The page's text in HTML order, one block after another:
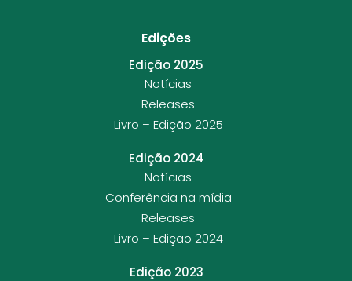
Edições
Edição 2025
Notícias
Releases
Livro – Edição 2025
Edição 2024
Notícias
Conferência na mídia
Releases
Livro – Edição 2024
Edição 2023